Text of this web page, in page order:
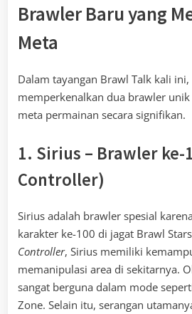
Brawler Baru yang
Meta
Dalam tayangan Brawl Talk kali
memperkenalkan dua brawler
meta permainan secara signifikan.
1. Sirius – Brawler ke-
Controller)
Sirius adalah brawler spesial
karakter ke-100 di jagat Brawl
Controller, Sirius memiliki
memanipulasi area di sekitarnya.
sangat berguna dalam mode
Zone. Selain itu, serangan